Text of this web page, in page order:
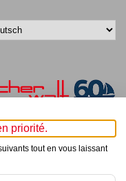
dich für unseren Newsletter an!
© Bucher+Walt 2011-2026
priorité.
tout en vous laissant